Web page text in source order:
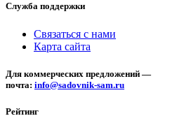
Служба поддержки
Связаться с нами
Карта сайта
Для коммерческих предложений —
почта: info@sadovnik-sam.ru
Рейтинг